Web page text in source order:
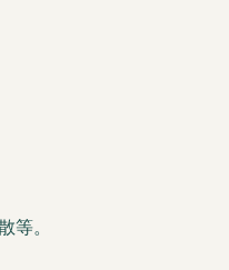
等。